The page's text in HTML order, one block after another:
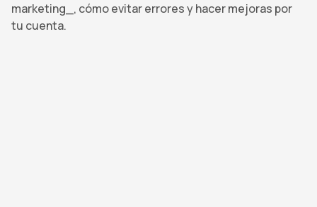
marketing_, cómo evitar errores y hacer mejoras por
tu cuenta.